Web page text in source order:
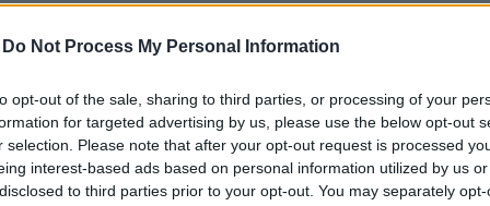
Do Not Process My Personal Information
opt-out of the sale, sharing to third parties, or processing of your
for targeted advertising by us, please use the below opt-out
selection. Please note that after your opt-out request is processed
interest-based ads based on personal information utilized by us
to third parties prior to your opt-out. You may separately
makrogazdasági adat várható ma fél 3-kor az
jönnek ki. Az elemzők a deficit
párhuzamosan az import várhatóan szinten
(csökkenési) üteme fontos indikátor lehet a